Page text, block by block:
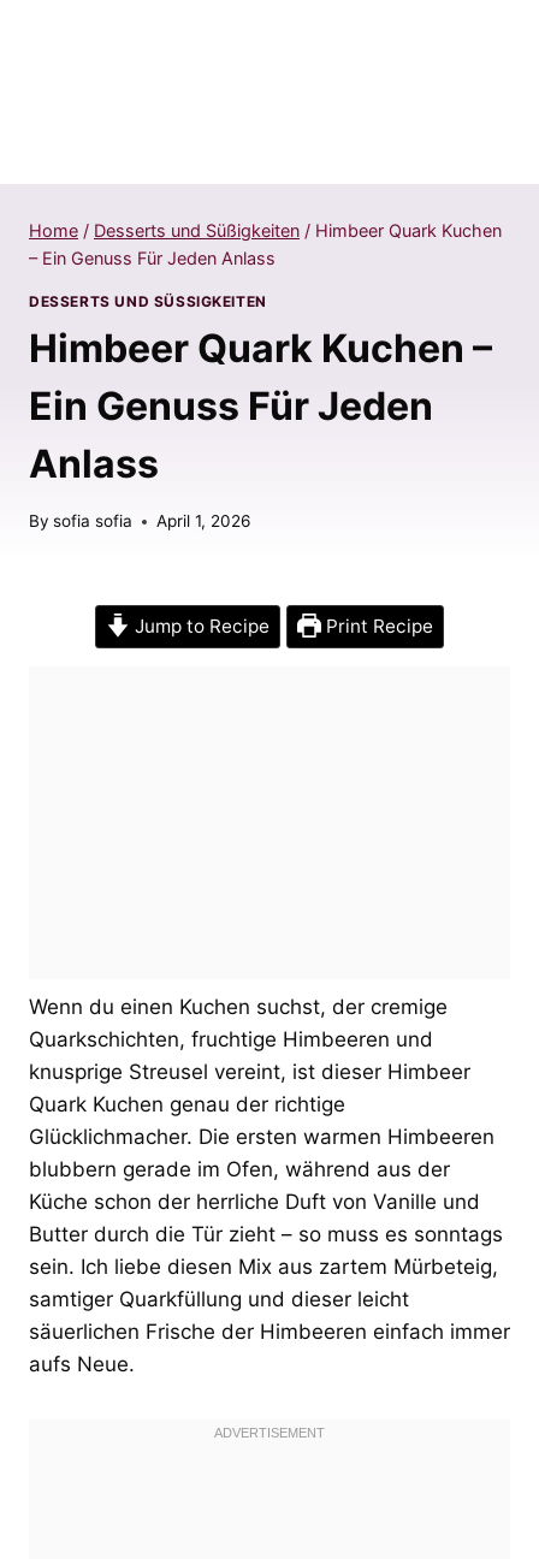
Home / Desserts und Süßigkeiten / Himbeer Quark Kuchen
– Ein Genuss Für Jeden Anlass
DESSERTS UND SÜSSIGKEITEN
Himbeer Quark Kuchen –
Ein Genuss Für Jeden
Anlass
By sofia sofia April 1, 2026
Jump to Recipe Print Recipe
Wenn du einen Kuchen suchst, der cremige
Quarkschichten, fruchtige Himbeeren und
knusprige Streusel vereint, ist dieser Himbeer
Quark Kuchen genau der richtige
Glücklichmacher. Die ersten warmen Himbeeren
blubbern gerade im Ofen, während aus der
Küche schon der herrliche Duft von Vanille und
Butter durch die Tür zieht – so muss es sonntags
sein. Ich liebe diesen Mix aus zartem Mürbeteig,
samtiger Quarkfüllung und dieser leicht
säuerlichen Frische der Himbeeren einfach immer
aufs Neue.